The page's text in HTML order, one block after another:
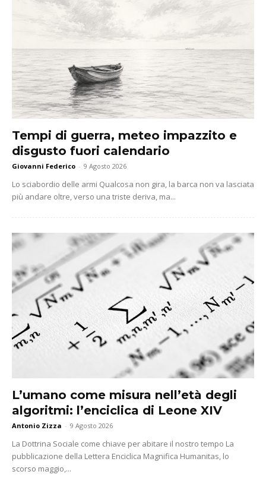
Tempi di guerra, meteo impazzito e
disgusto fuori calendario
Giovanni Federico - 9 Agosto 2026
Lo sciabordio delle armi Qualcosa non gira, la barca non va lasciata
più andare oltre, verso una triste deriva, ma...
L’umano come misura nell’età degli
algoritmi: l’enciclica di Leone XIV
Antonio Zizza - 9 Agosto 2026
La Dottrina Sociale come chiave per abitare il nostro tempo La
pubblicazione della Lettera Enciclica Magnifica Humanitas, lo
scorso maggio,...